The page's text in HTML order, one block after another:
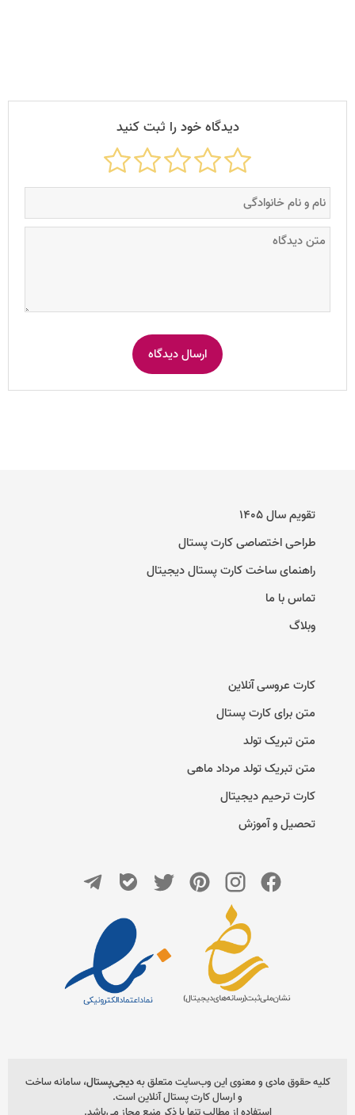
دیدگاه خود را ثبت کنید
تقویم سال ۱۴۰۵
طراحی اختصاصی کارت پستال
راهنمای ساخت کارت پستال دیجیتال
تماس با ما
وبلاگ
کارت عروسی آنلاین
متن برای کارت پستال
متن تبریک تولد
متن تبریک تولد مرداد ماهی
کارت ترحیم دیجیتال
تحصیل و آموزش
کلیه حقوق مادی و معنوی این وب‌سایت متعلق بهدیجی‌پستال، سامانه ساخت
و ارسال کارت پستال آنلاین است.